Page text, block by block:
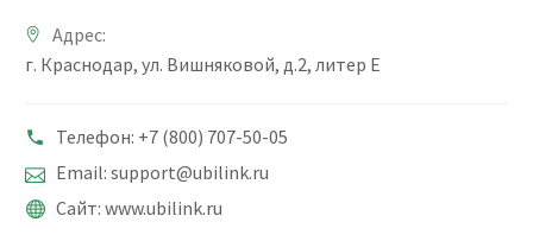
Адрес:
г. Краснодар, ул. Вишняковой, д.2, литер Е
Телефон: +7 (800) 707-50-05
Email: support@ubilink.ru
Сайт: www.ubilink.ru